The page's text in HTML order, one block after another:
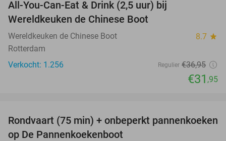
All-You-Can-Eat & Drink (2,5 uur) bij
Wereldkeuken de Chinese Boot
Wereldkeuken de Chinese Boot 8.7 star
Rotterdam
Verkocht: 1.256
Regulier €36,95
€31 ,95
30%
Rondvaart (75 min) + onbeperkt pannenkoeken
op De Pannenkoekenboot